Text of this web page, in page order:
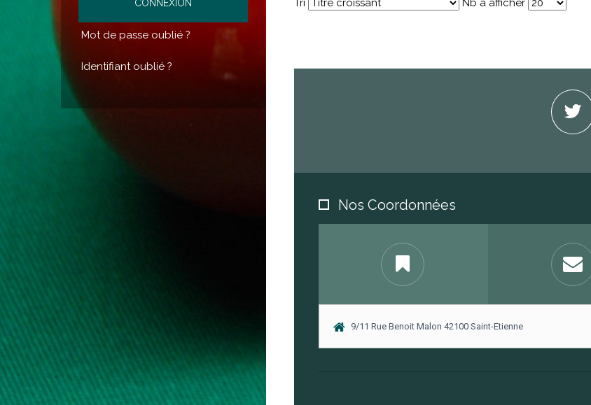
Mot de passe oublié ?
Identifiant oublié ?
Tri Nb à afficher
Nos Coordonnées
9/11 Rue Benoit Malon 42100 Saint-Etienne